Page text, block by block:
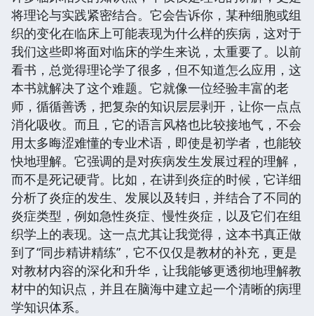
将理论与实践紧密结合。它会告诉你，某种细胞或组
织的变化在临床上可能表现为什么样的疾病，这对于
我们这些即将面对临床的学生来说，太重要了。以前
看书，总觉得理论学了很多，但不知道怎么应用，这
本书就解决了这个难题。它就像一位经验丰富的老
师，循循善诱，把复杂的知识层层剥开，让你一点点
消化吸收。而且，它的语言风格也比较接地气，不会
用太多晦涩难懂的专业术语，即使是初学者，也能较
快地理解。它强调的是对疾病发生发展过程的理解，
而不是死记硬背。比如，在讲到炎症的时候，它详细
分析了炎症的发生、发展以及转归，并结合了不同的
炎症类型，例如急性炎症、慢性炎症，以及它们在组
织学上的表现。这一点尤其让我觉得，这本书真正做
到了“同步精讲精练”，它不仅仅是教材的补充，更是
对教材内容的深化和升华，让我能够更透彻地理解教
材中的知识点，并且在脑海中建立起一个清晰的病理
学知识体系。